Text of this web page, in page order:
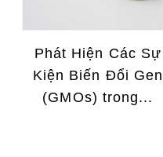
Phát Hiện Các Sự
Kiện Biến Đổi Gen
(GMOs) trong...